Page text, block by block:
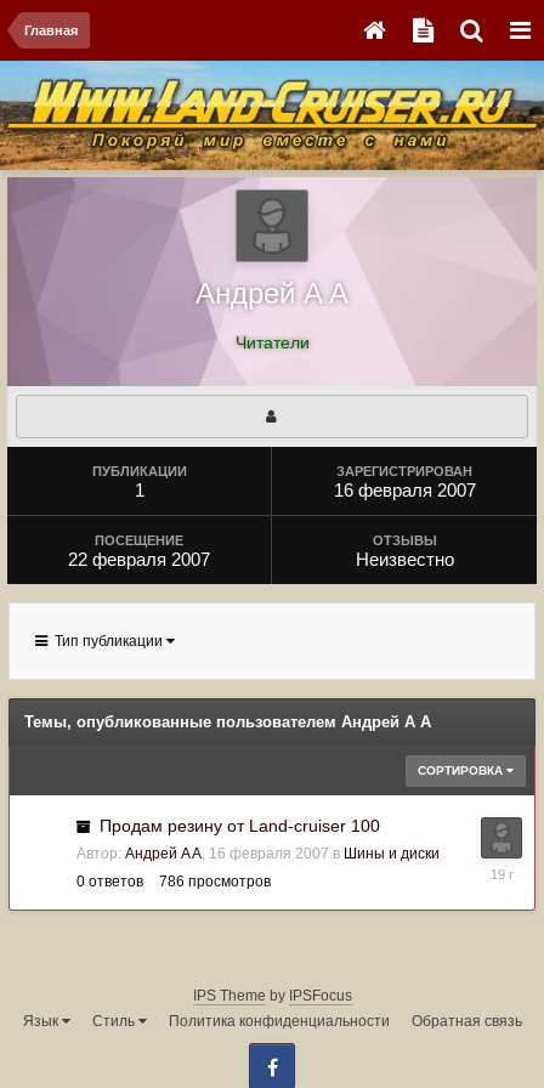
Главная
Андрей A A
Читатели
ПУБЛИКАЦИИ
1
ЗАРЕГИСТРИРОВАН
16 февраля 2007
ПОСЕЩЕНИЕ
22 февраля 2007
ОТЗЫВЫ
Неизвестно
Тип публикации
Темы, опубликованные пользователем Андрей A A
СОРТИРОВКА
Продам резину от Land-cruiser 100
Автор: Андрей A A, 16 февраля 2007 в Шины и диски
0 ответов 786 просмотров
16
IPS Theme by IPSFocus
Язык
Стиль Политика конфиденциальности Обратная связь